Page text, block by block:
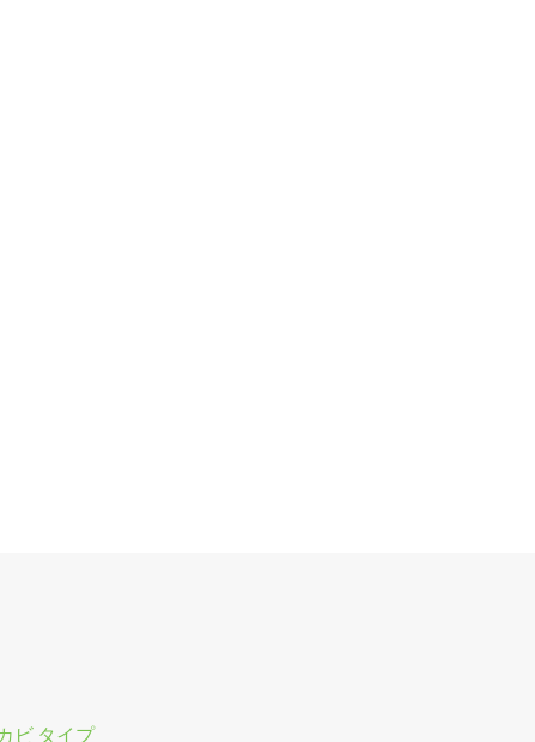
ビ タイプ